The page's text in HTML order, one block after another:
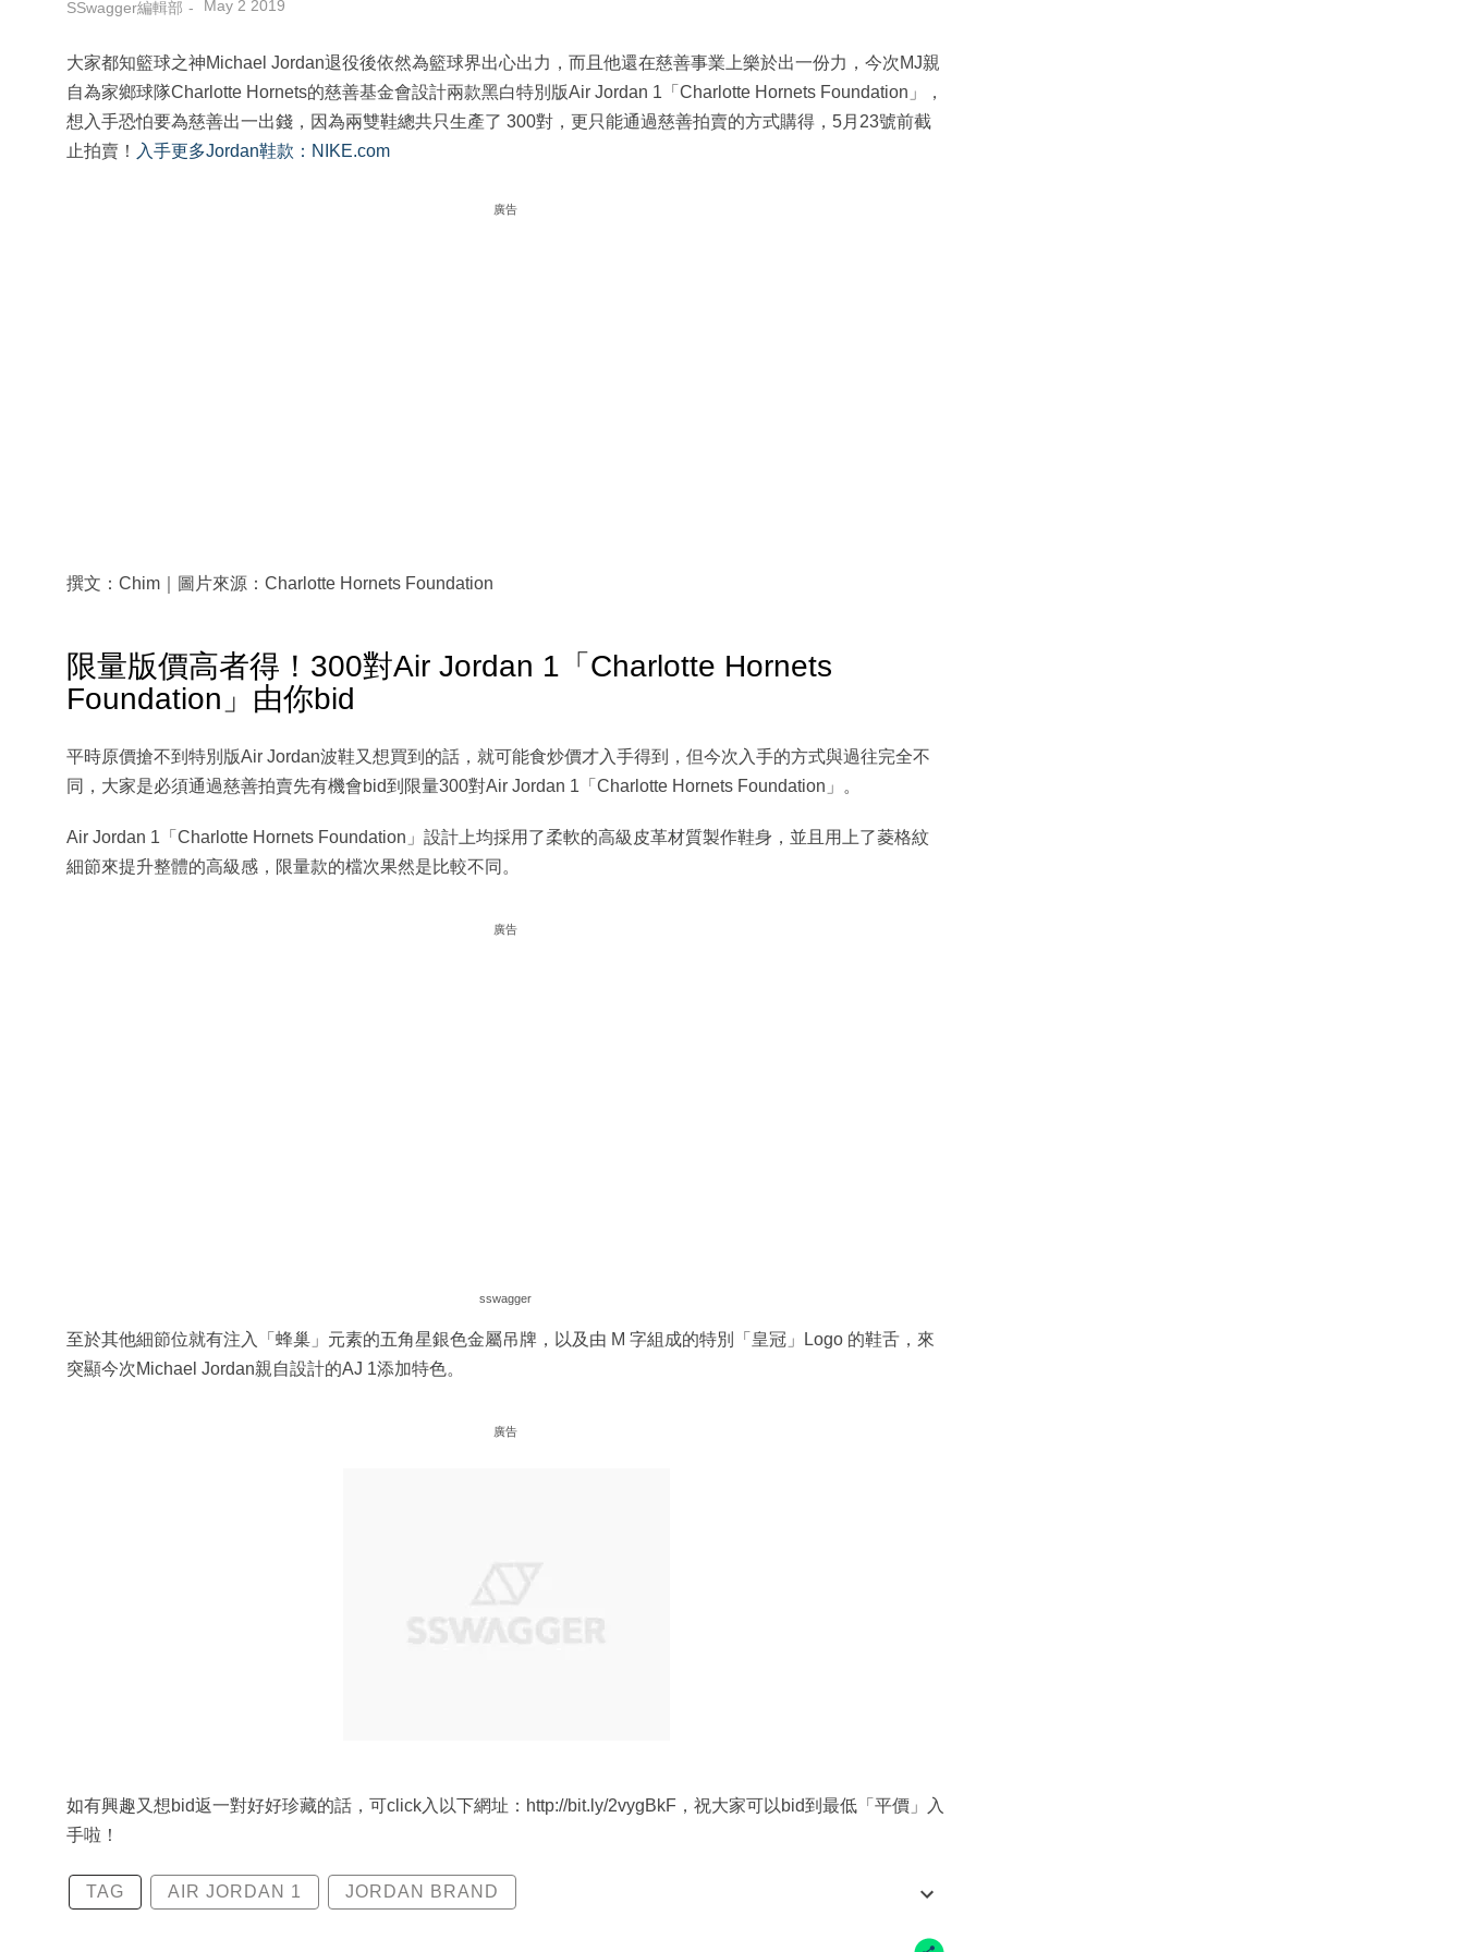
SSwagger編輯部 May 2 2019
大家都知籃球之神Michael Jordan退役後依然為籃球界出心出力，而且他還在慈善事業上樂於出一份力，今次MJ親
自為家鄉球隊Charlotte Hornets的慈善基金會設計兩款黑白特別版Air Jordan 1「Charlotte Hornets Foundation」，
想入手恐怕要為慈善出一出錢，因為兩雙鞋總共只生產了 300對，更只能通過慈善拍賣的方式購得，5月23號前截
止拍賣！ 入手更多Jordan鞋款：NIKE.com
廣告
撰文：Chim｜圖片來源：Charlotte Hornets Foundation
限量版價高者得！300對Air Jordan 1「Charlotte Hornets
Foundation」由你bid
平時原價搶不到特別版Air Jordan波鞋又想買到的話，就可能食炒價才入手得到，但今次入手的方式與過往完全不
同，大家是必須通過慈善拍賣先有機會bid到限量300對Air Jordan 1「Charlotte Hornets Foundation」。
Air Jordan 1「Charlotte Hornets Foundation」設計上均採用了柔軟的高級皮革材質製作鞋身，並且用上了菱格紋
細節來提升整體的高級感，限量款的檔次果然是比較不同。
廣告
sswagger
至於其他細節位就有注入「蜂巢」元素的五角星銀色金屬吊牌，以及由 M 字組成的特別「皇冠」Logo 的鞋舌，來
突顯今次Michael Jordan親自設計的AJ 1添加特色。
廣告
如有興趣又想bid返一對好好珍藏的話，可click入以下網址：http://bit.ly/2vygBkF，祝大家可以bid到最低「平價」入
手啦！
TAG AIR JORDAN 1 JORDAN BRAND